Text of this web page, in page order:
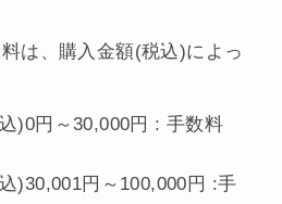
は、購入金額(税込)によっ
)0円～30,000円 : 手数料
)30,001円～100,000円 :手